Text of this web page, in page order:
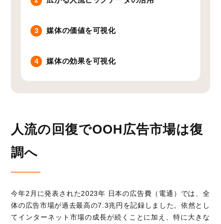
3 媒体の価値を可視化
4 媒体の効果を可視化
人流の回復でOOH広告市場は復
調へ
今年2 月に発表された2023年 日本の広告費（電通）では、全
体の広告市場が過去最高の7.3兆円を記録しました。依然とし
てインターネット市場の成長が続くことに加え、特に大きな